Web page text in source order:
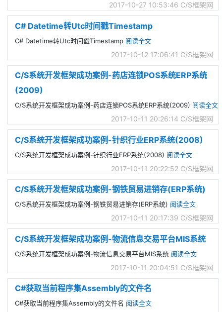
2017-10-27 10:53:46 C/S框架网
C# Datetime转Utc时间戳Timestamp
C# Datetime转Utc时间戳Timestamp 阅读全文
2017-10-12 17:06:41 C/S框架网
C/S系统开发框架成功案例-药店连锁POS系统ERP系统
(2009)
C/S系统开发框架成功案例-药店连锁POS系统ERP系统(2009) 阅读全文
2017-10-11 20:26:14 C/S框架网
C/S系统开发框架成功案例-针织行业ERP系统(2008)
C/S系统开发框架成功案例-针织行业ERP系统(2008) 阅读全文
2017-10-11 20:22:52 C/S框架网
C/S系统开发框架成功案例-钢铁贸易进销存(ERP系统)
C/S系统开发框架成功案例-钢铁贸易进销存(ERP系统) 阅读全文
2017-10-11 20:17:39 C/S框架网
C/S系统开发框架成功案例-物流信息交易平台MIS系统
C/S系统开发框架成功案例-物流信息交易平台MIS系统 阅读全文
2017-10-11 20:04:51 C/S框架网
C#获取当前程序集Assembly的文件名
C#获取当前程序集Assembly的文件名 阅读全文